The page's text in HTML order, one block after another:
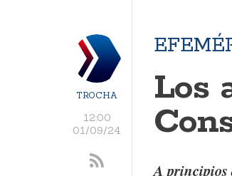
TROCHA
12:00
01/09/24
Los
A principios